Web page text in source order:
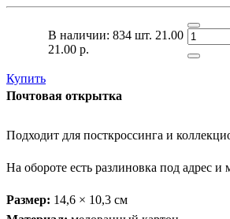
В наличии: 834 шт. 21.00
21.00 р.
Купить
Почтовая открытка
Подходит для посткроссинга и
На обороте есть разлиновка под адрес и
Размер: 14,6 × 10,3 см